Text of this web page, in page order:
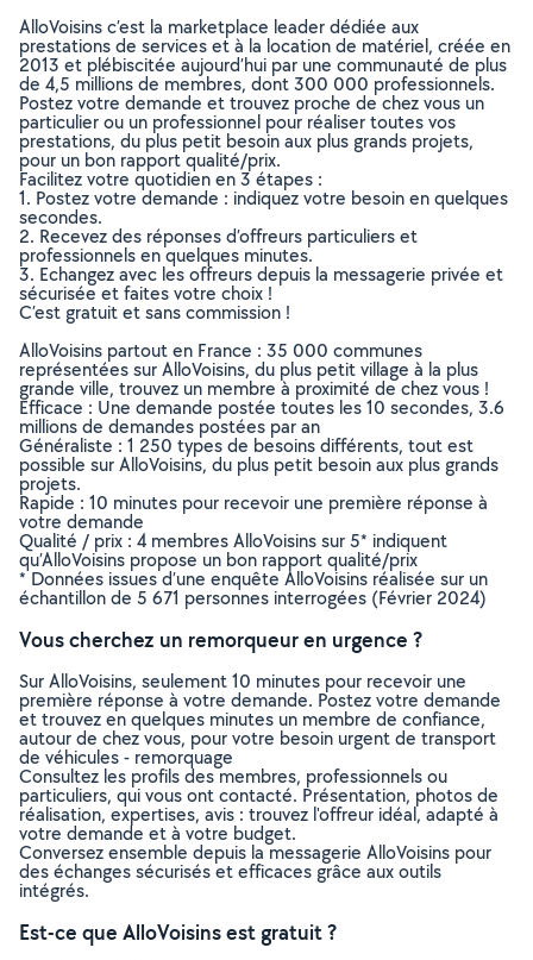
AlloVoisins c’est la marketplace leader dédiée aux
prestations de services et à la location de matériel, créée en
2013 et plébiscitée aujourd’hui par une communauté de plus
de 4,5 millions de membres, dont 300 000 professionnels.
Postez votre demande et trouvez proche de chez vous un
particulier ou un professionnel pour réaliser toutes vos
prestations, du plus petit besoin aux plus grands projets,
pour un bon rapport qualité/prix.
Facilitez votre quotidien en 3 étapes :
1. Postez votre demande : indiquez votre besoin en quelques
secondes.
2. Recevez des réponses d’offreurs particuliers et
professionnels en quelques minutes.
3. Echangez avec les offreurs depuis la messagerie privée et
sécurisée et faites votre choix !
C’est gratuit et sans commission !
AlloVoisins partout en France : 35 000 communes
représentées sur AlloVoisins, du plus petit village à la plus
grande ville, trouvez un membre à proximité de chez vous !
Efficace : Une demande postée toutes les 10 secondes, 3.6
millions de demandes postées par an
Généraliste : 1 250 types de besoins différents, tout est
possible sur AlloVoisins, du plus petit besoin aux plus grands
projets.
Rapide : 10 minutes pour recevoir une première réponse à
votre demande
Qualité / prix : 4 membres AlloVoisins sur 5* indiquent
qu’AlloVoisins propose un bon rapport qualité/prix
* Données issues d’une enquête AlloVoisins réalisée sur un
échantillon de 5 671 personnes interrogées (Février 2024)
Vous cherchez un remorqueur en urgence ?
Sur AlloVoisins, seulement 10 minutes pour recevoir une
première réponse à votre demande. Postez votre demande
et trouvez en quelques minutes un membre de confiance,
autour de chez vous, pour votre besoin urgent de transport
de véhicules - remorquage
Consultez les profils des membres, professionnels ou
particuliers, qui vous ont contacté. Présentation, photos de
réalisation, expertises, avis : trouvez l'offreur idéal, adapté à
votre demande et à votre budget.
Conversez ensemble depuis la messagerie AlloVoisins pour
des échanges sécurisés et efficaces grâce aux outils
intégrés.
Est-ce que AlloVoisins est gratuit ?